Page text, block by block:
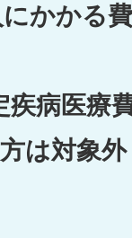
にかかる費
疾病医療
は対象外